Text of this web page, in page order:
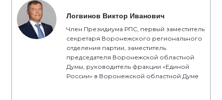
Логвинов Виктор Иванович
Член Президиума РПС, первый заместитель
секретаря Воронежского регионального
отделения партии, заместитель
председателя Воронежской областной
Думы, руководитель фракции «Единой
России» в Воронежской областной Думе